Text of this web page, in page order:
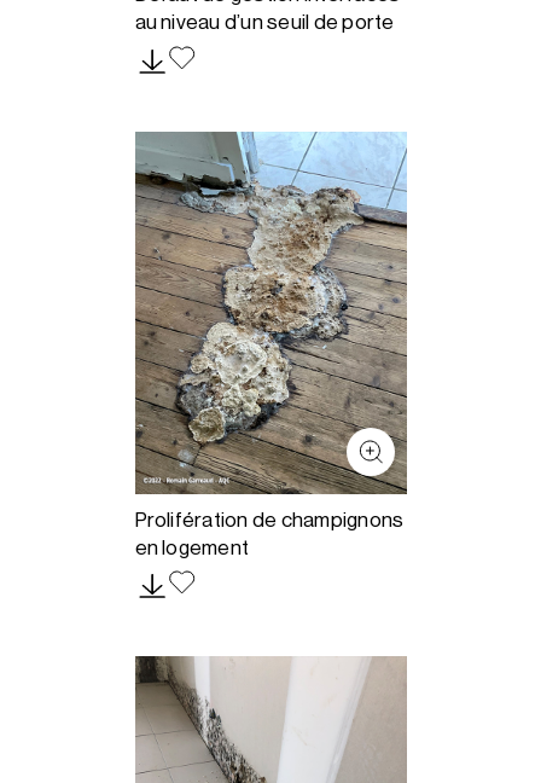
au niveau d’un seuil de porte
Prolifération de champignons
en logement